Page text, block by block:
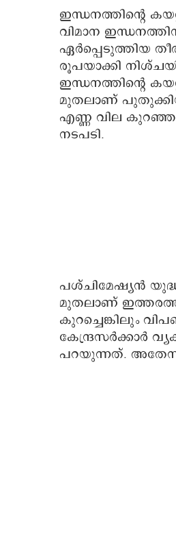
ഇന്ധനത്തിന്റെ
വിമാന
ഏർപ്പെടുത്തിയ
രൂപയാക്കി
ഇന്ധനത്തിന്റെ
മുതലാണ് പുതുക്കിയ
എണ്ണ വില
നടപടി.
പശ്ചിമേഷ്യൻ
മുതലാണ്
കുറച്ചെങ്കിലും
കേന്ദ്രസർക്കാർ
പറയുന്നത്.